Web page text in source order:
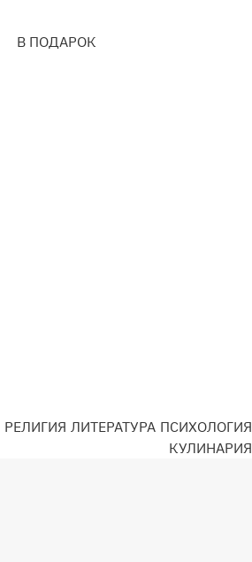
В ПОДАРОК
РЕЛИГИЯ ЛИТЕРАТУРА ПСИХОЛОГИЯ
КУЛИНАРИЯ